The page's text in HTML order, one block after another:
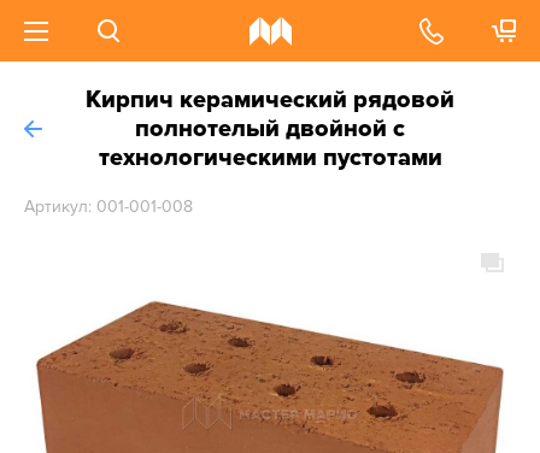
Кирпич керамический рядовой
полнотелый двойной с
технологическими пустотами
Артикул: 001-001-008